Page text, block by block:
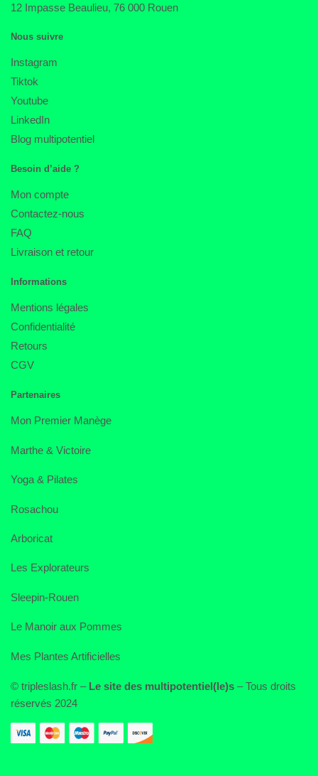
12 Impasse Beaulieu, 76 000 Rouen
Nous suivre
Instagram
Tiktok
Youtube
LinkedIn
Blog multipotentiel
Besoin d’aide ?
Mon compte
Contactez-nous
FAQ
Livraison et retour
Informations
Mentions légales
Confidentialité
Retours
CGV
Partenaires
Mon Premier Manège
Marthe & Victoire
Yoga & Pilates
Rosachou
Arboricat
Les Explorateurs
Sleepin-Rouen
Le Manoir aux Pommes
Mes Plantes Artificielles
© tripleslash.fr – Le site des multipotentiel(le)s – Tous droits
réservés 2024